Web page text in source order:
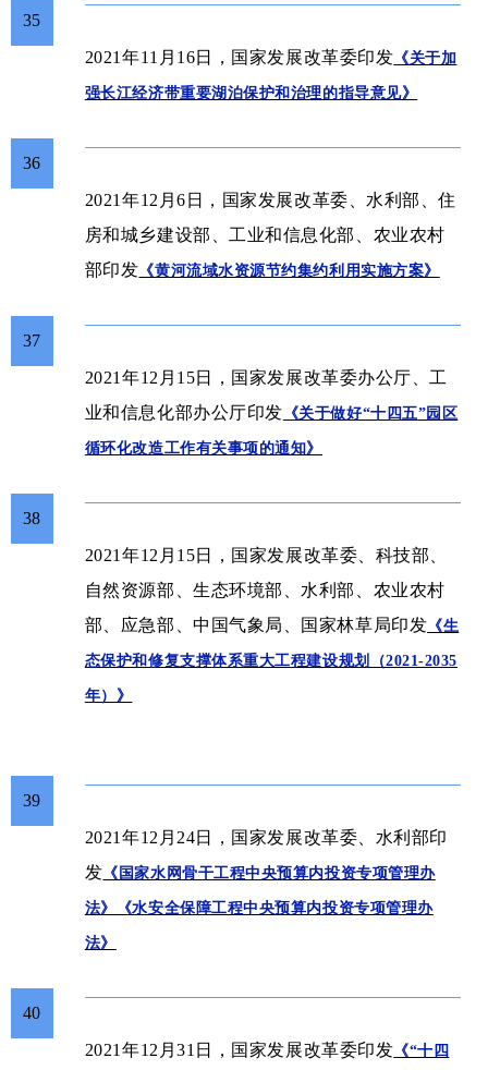
35
2021年11月16日，国家发展改革委印发 《关于加
强长江经济带重要湖泊保护和治理的指导意见》
36
2021年12月6日，国家发展改革委、水利部、住
房和城乡建设部、工业和信息化部、农业农村
部印发 《黄河流域水资源节约集约利用实施方案》
37
2021年12月15日，国家发展改革委办公厅、工
业和信息化部办公厅印发 《关于做好“十四五”园区
循环化改造工作有关事项的通知》
38
2021年12月15日，国家发展改革委、科技部、
自然资源部、生态环境部、水利部、农业农村
部、应急部、中国气象局、国家林草局印发 《生
态保护和修复支撑体系重大工程建设规划（2021-2035
年）》
39
2021年12月24日，国家发展改革委、水利部印
发 《国家水网骨干工程中央预算内投资专项管理办
法》《水安全保障工程中央预算内投资专项管理办
法》
40
2021年12月31日，国家发展改革委印发 《“十四